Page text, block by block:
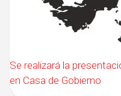
Se realizará la
en Casa de Gobierno